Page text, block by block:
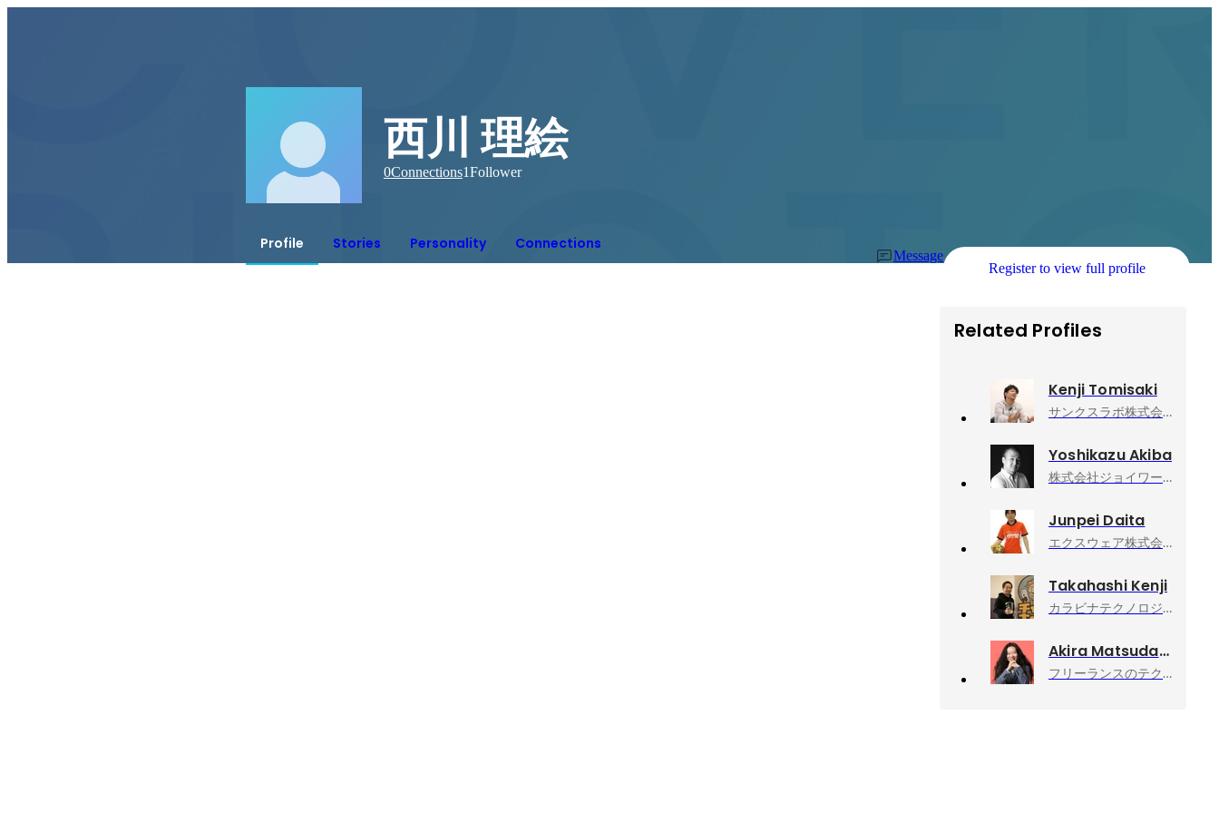
西川 理絵
0Connections1Follower
Profile Stories Personality Connections
Message
Register to view full profile
Related Profiles
Kenji Tomisaki
サンクスラボ株式会社, 採用グループ グループ長
Yoshikazu Akiba
株式会社ジョイワークス, 執行役員
Junpei Daita
エクスウェア株式会社, 代表取締役社長
Takahashi Kenji
カラビナテクノロジー株式会社, 人事採用
Akira Matsuda
フリーランスのテクニカルアドバイザー業, 技術顧問